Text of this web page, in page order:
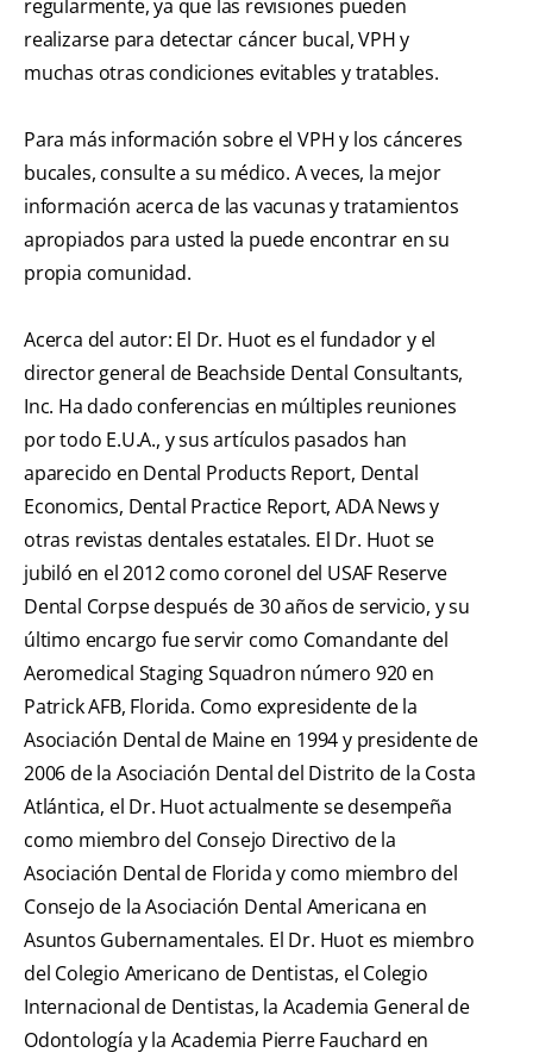
regularmente, ya que las revisiones pueden
realizarse para detectar cáncer bucal, VPH y
muchas otras condiciones evitables y tratables.
Para más información sobre el VPH y los cánceres
bucales, consulte a su médico. A veces, la mejor
información acerca de las vacunas y tratamientos
apropiados para usted la puede encontrar en su
propia comunidad.
Acerca del autor: El Dr. Huot es el fundador y el
director general de Beachside Dental Consultants,
Inc. Ha dado conferencias en múltiples reuniones
por todo E.U.A., y sus artículos pasados han
aparecido en Dental Products Report, Dental
Economics, Dental Practice Report, ADA News y
otras revistas dentales estatales. El Dr. Huot se
jubiló en el 2012 como coronel del USAF Reserve
Dental Corpse después de 30 años de servicio, y su
último encargo fue servir como Comandante del
Aeromedical Staging Squadron número 920 en
Patrick AFB, Florida. Como expresidente de la
Asociación Dental de Maine en 1994 y presidente de
2006 de la Asociación Dental del Distrito de la Costa
Atlántica, el Dr. Huot actualmente se desempeña
como miembro del Consejo Directivo de la
Asociación Dental de Florida y como miembro del
Consejo de la Asociación Dental Americana en
Asuntos Gubernamentales. El Dr. Huot es miembro
del Colegio Americano de Dentistas, el Colegio
Internacional de Dentistas, la Academia General de
Odontología y la Academia Pierre Fauchard en